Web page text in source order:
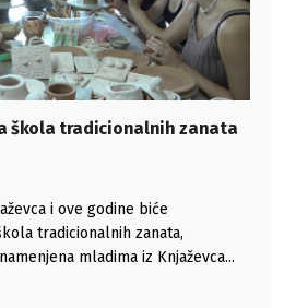
škola tradicionalnih zanata
i ove godine biće
tradicionalnih zanata,
mladima iz Knjaževca...